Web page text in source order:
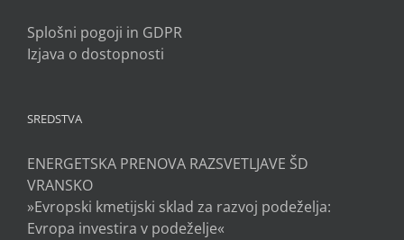
Splošni pogoji in GDPR
Izjava o dostopnosti
SREDSTVA
ENERGETSKA PRENOVA RAZSVETLJAVE ŠD
VRANSKO
»Evropski kmetijski sklad za razvoj podeželja:
Evropa investira v podeželje«